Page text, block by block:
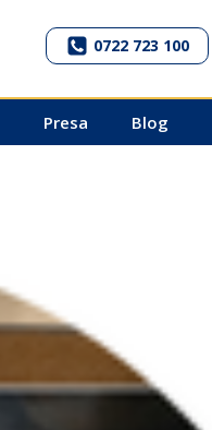
0722 723 100
Presa Blog